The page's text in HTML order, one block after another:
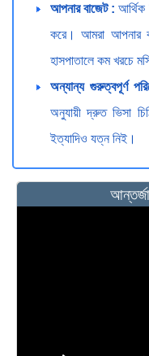
আপনার বাজেট : আর্থিক
করে। আমরা আপনার
হাসপাতালে কম খরচে
অন্যান্য গুরুত্বপূর্ণ
অনুযায়ী দ্রুত ভিসা
ইত্যাদিও যত্ন নিই।